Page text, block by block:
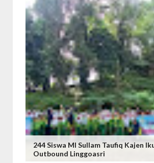
244 Siswa MI Sullam Taufiq Kajen
Outbound Linggoasri